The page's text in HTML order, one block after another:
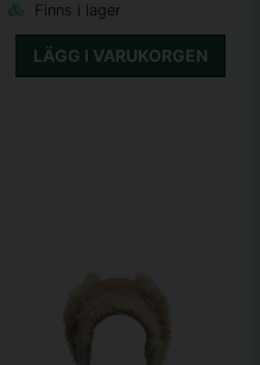
Finns i lager
LÄGG I VARUKORGEN